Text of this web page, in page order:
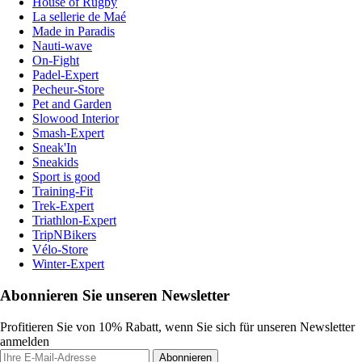
La sellerie de Maé
Made in Paradis
Nauti-wave
On-Fight
Padel-Expert
Pecheur-Store
Pet and Garden
Slowood Interior
Smash-Expert
Sneak'In
Sneakids
Sport is good
Training-Fit
Trek-Expert
Triathlon-Expert
TripNBikers
Vélo-Store
Winter-Expert
Abonnieren Sie unseren Newsletter
Profitieren Sie von 10% Rabatt, wenn Sie sich für unseren Newsletter
anmelden
Abonnieren